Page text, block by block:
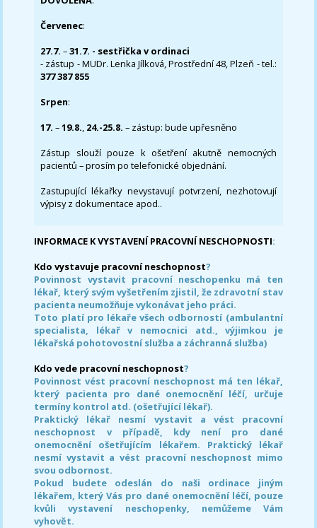
Červenec:
27.7.–31.7. - sestřička v ordinaci
- zástup - MUDr. Lenka Jílková, Prostřední 48, Plzeň - tel.:
377 387 855
Srpen:
17. –19.8., 24.-25.8. – zástup: bude upřesněno
Zástup slouží pouze k ošetření akutně nemocných
pacientů – prosím po telefonické objednání.
Zastupující lékařky nevystavují potvrzení, nezhotovují
výpisy z dokumentace apod..
INFORMACE K VYSTAVENÍ PRACOVNÍ NESCHOPNOSTI:
Kdo vystavuje pracovní neschopnost?
Povinnost vystavit pracovní neschopenku má ten
lékař, který svým vyšetřením zjistil, že zdravotní stav
pacienta neumožňuje vykonávat jeho práci.
Toto platí pro lékaře všech odborností (ambulantní
specialista, lékař v nemocnici atd., výjimkou je
lékařská pohotovostní služba a záchranná služba)
Kdo vede pracovní neschopnost?
Povinnost vést pracovní neschopnost má ten lékař,
který pacienta pro dané onemocnění léčí, určuje
termíny kontrol atd. (ošetřující lékař).
Praktický lékař nesmí vystavit a vést pracovní
neschopnost v případě, kdy není pro dané
onemocnění ošetřujícím lékařem. Praktický lékař
nesmí vystavit a vést pracovní neschopnost mimo
svou odbornost.
Pokud budete odeslán do naši ordinace jiným
lékařem, který Vás pro dané onemocnění léčí, pouze
kvůli vystavení neschopenky, nemůžeme Vám
vyhovět.